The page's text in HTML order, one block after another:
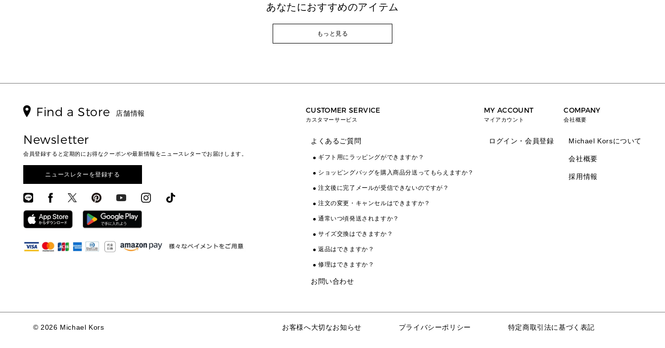
あなたにおすすめのアイテム
もっと見る
Find a Store 店舗情報
Newsletter
会員登録すると定期的にお得なクーポンや最新情報をニュースレターでお届けします。
ニュースレターを登録する
CUSTOMER SERVICE
カスタマーサービス
よくあるご質問
ギフト用にラッピングができますか？
ショッピングバッグを購入商品分送ってもらえますか？
注文後に完了メールが受信できないのですが？
注文の変更・キャンセルはできますか？
通常いつ頃発送されますか？
サイズ交換はできますか？
返品はできますか？
修理はできますか？
お問い合わせ
MY ACCOUNT
マイアカウント
ログイン・会員登録
COMPANY
会社概要
Michael Korsについて
会社概要
採用情報
© 2026 Michael Kors お客様へ大切なお知らせ プライバシーポリシー 特定商取引法に基づく表記